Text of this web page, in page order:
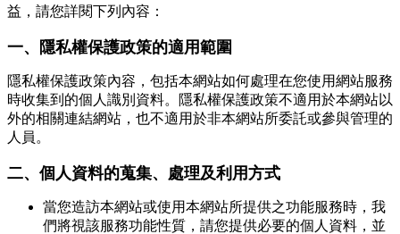
益，請您詳閱下列內容：
一、隱私權保護政策的適用範圍
隱私權保護政策內容，包括本網站如何處理在您使用網站服務
時收集到的個人識別資料。隱私權保護政策不適用於本網站以
外的相關連結網站，也不適用於非本網站所委託或參與管理的
人員。
二、個人資料的蒐集、處理及利用方式
當您造訪本網站或使用本網站所提供之功能服務時，我
們將視該服務功能性質，請您提供必要的個人資料，並